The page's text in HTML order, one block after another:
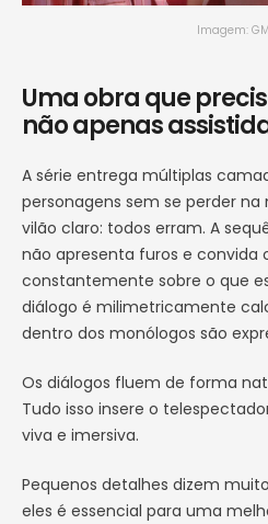
Imagem:
Uma obra que
não apenas
A série entrega múltiplas
personagens sem se perder na
vilão claro: todos erram. A
não apresenta furos e convida
constantemente sobre o que
diálogo é milimetricamente
dentro dos monólogos são
Os diálogos fluem de forma
Tudo isso insere o
viva e imersiva.
Pequenos detalhes dizem
eles é essencial para uma